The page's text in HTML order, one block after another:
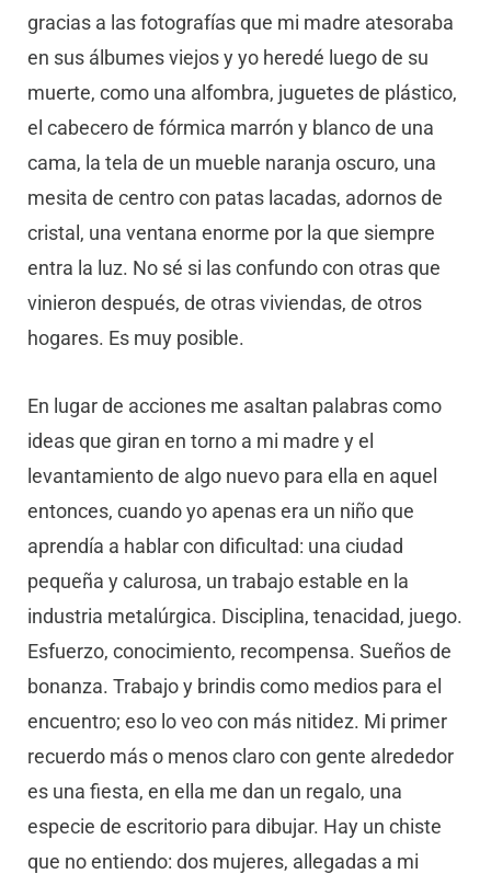
gracias a las fotografías que mi madre atesoraba
en sus álbumes viejos y yo heredé luego de su
muerte, como una alfombra, juguetes de plástico,
el cabecero de fórmica marrón y blanco de una
cama, la tela de un mueble naranja oscuro, una
mesita de centro con patas lacadas, adornos de
cristal, una ventana enorme por la que siempre
entra la luz. No sé si las confundo con otras que
vinieron después, de otras viviendas, de otros
hogares. Es muy posible.
En lugar de acciones me asaltan palabras como
ideas que giran en torno a mi madre y el
levantamiento de algo nuevo para ella en aquel
entonces, cuando yo apenas era un niño que
aprendía a hablar con dificultad: una ciudad
pequeña y calurosa, un trabajo estable en la
industria metalúrgica. Disciplina, tenacidad, juego.
Esfuerzo, conocimiento, recompensa. Sueños de
bonanza. Trabajo y brindis como medios para el
encuentro; eso lo veo con más nitidez. Mi primer
recuerdo más o menos claro con gente alrededor
es una fiesta, en ella me dan un regalo, una
especie de escritorio para dibujar. Hay un chiste
que no entiendo: dos mujeres, allegadas a mi